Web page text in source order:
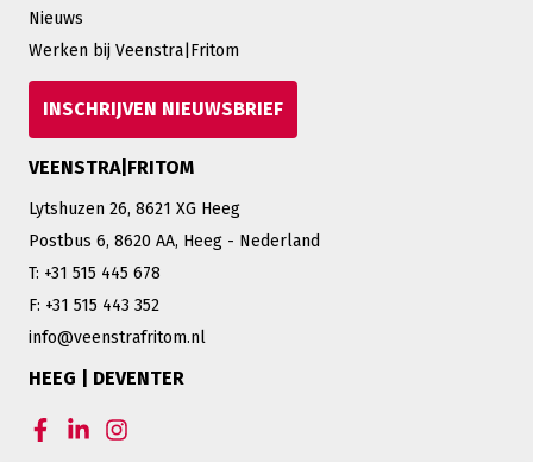
Nieuws
Werken bij Veenstra|Fritom
INSCHRIJVEN NIEUWSBRIEF
VEENSTRA|FRITOM
Lytshuzen 26, 8621 XG Heeg
Postbus 6, 8620 AA, Heeg - Nederland
T: +31 515 445 678
F: +31 515 443 352
info@veenstrafritom.nl
HEEG | DEVENTER